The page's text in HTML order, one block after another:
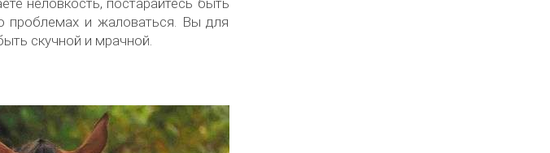
проблемах и жаловаться. Вы для
скучной и мрачной.